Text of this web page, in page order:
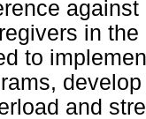
in
to
and